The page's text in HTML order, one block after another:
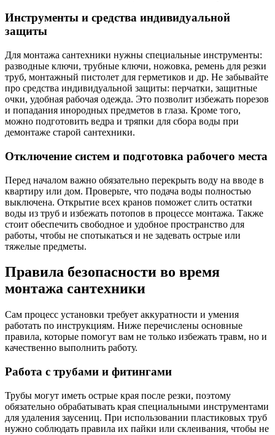
Инструменты и средства индивидуальной
защиты
Для монтажа сантехники нужны специальные инструменты:
разводные ключи, трубные ключи, ножовка, ремень для резки
труб, монтажный пистолет для герметиков и др. Не забывайте
про средства индивидуальной защиты: перчатки, защитные
очки, удобная рабочая одежда. Это позволит избежать порезов
и попадания инородных предметов в глаза. Кроме того,
можно подготовить ведра и тряпки для сбора воды при
демонтаже старой сантехники.
Отключение систем и подготовка рабочего места
Перед началом важно обязательно перекрыть воду на вводе в
квартиру или дом. Проверьте, что подача воды полностью
выключена. Открытие всех кранов поможет слить остатки
воды из труб и избежать потопов в процессе монтажа. Также
стоит обеспечить свободное и удобное пространство для
работы, чтобы не спотыкаться и не задевать острые или
тяжелые предметы.
Правила безопасности во время
монтажа сантехники
Сам процесс установки требует аккуратности и умения
работать по инструкциям. Ниже перечислены основные
правила, которые помогут вам не только избежать травм, но и
качественно выполнить работу.
Работа с трубами и фитингами
Трубы могут иметь острые края после резки, поэтому
обязательно обрабатывать края специальными инструментами
для удаления заусениц. При использовании пластиковых труб
нужно соблюдать правила их пайки или склеивания, чтобы не